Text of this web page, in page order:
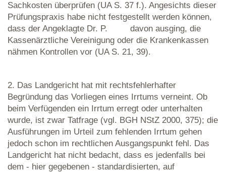
Sachkosten überprüfen (UA S. 37 f.). Angesichts dieser
Prüfungspraxis habe nicht festgestellt werden können,
dass der Angeklagte Dr. P. davon ausging, die
Kassenärztliche Vereinigung oder die Krankenkassen
nähmen Kontrollen vor (UA S. 21, 39).
2. Das Landgericht hat mit rechtsfehlerhafter
Begründung das Vorliegen eines Irrtums verneint. Ob
beim Verfügenden ein Irrtum erregt oder unterhalten
wurde, ist zwar Tatfrage (vgl. BGH NStZ 2000, 375); die
Ausführungen im Urteil zum fehlenden Irrtum gehen
jedoch schon im rechtlichen Ausgangspunkt fehl. Das
Landgericht hat nicht bedacht, dass es jedenfalls bei
dem - hier gegebenen - standardisierten, auf